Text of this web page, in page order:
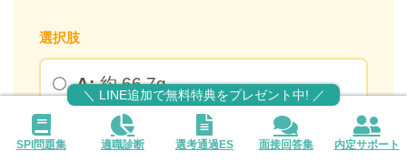
＞
※このページを開いたまま登録してください
選択肢
A: 約 66.7g
約 24g
SPI問題集 適職診断 選考通過ES 面接回答集 内定サポート
＼ LINE追加で無料特典をプレゼント中! ／